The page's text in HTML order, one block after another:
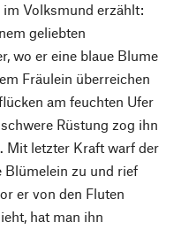
Volksmund erzählt:
geliebten
wo er eine blaue Blume
Fräulein überreichen
am feuchten Ufer
Rüstung zog ihn
Mit letzter Kraft warf der
Blümelein zu und rief
er von den Fluten
hat man ihn